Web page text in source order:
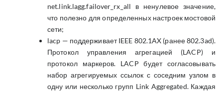
net.link.lagg.failover_rx_all в ненулевое значение,
что полезно для определенных настроек мостовой
сети;
lacp — поддерживает IEEE 802.1AX (ранее 802.3ad).
Протокол управления агрегацией (LACP) и
протокол маркеров. LACP будет согласовывать
набор агрегируемых ссылок с соседним узлом в
одну или несколько групп Link Aggregated. Каждая